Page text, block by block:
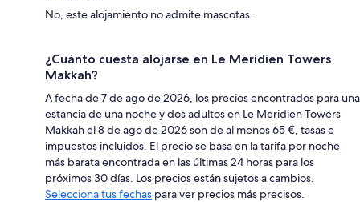
No, este alojamiento no admite mascotas.
¿Cuánto cuesta alojarse en Le Meridien Towers
Makkah?
A fecha de 7 de ago de 2026, los precios encontrados para una
estancia de una noche y dos adultos en Le Meridien Towers
Makkah el 8 de ago de 2026 son de al menos 65 €, tasas e
impuestos incluidos. El precio se basa en la tarifa por noche
más barata encontrada en las últimas 24 horas para los
próximos 30 días. Los precios están sujetos a cambios.
Selecciona tus fechas para ver precios más precisos.